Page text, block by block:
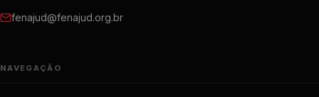
fenajud@fenajud.org.br
NAVEGAÇÃO